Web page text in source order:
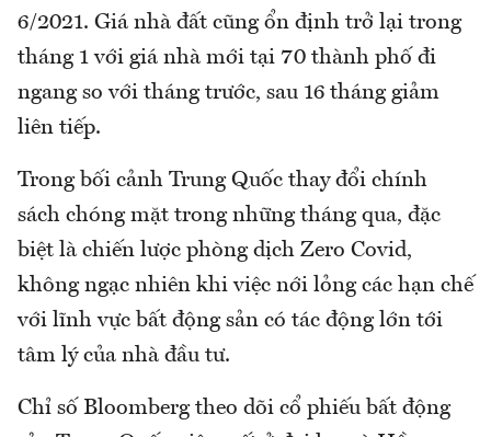
6/2021. Giá nhà đất cũng ổn định trở lại trong
tháng 1 với giá nhà mới tại 70 thành phố đi
ngang so với tháng trước, sau 16 tháng giảm
liên tiếp.
Trong bối cảnh Trung Quốc thay đổi chính
sách chóng mặt trong những tháng qua, đặc
biệt là chiến lược phòng dịch Zero Covid,
không ngạc nhiên khi việc nới lỏng các hạn chế
với lĩnh vực bất động sản có tác động lớn tới
tâm lý của nhà đầu tư.
Chỉ số Bloomberg theo dõi cổ phiếu bất động